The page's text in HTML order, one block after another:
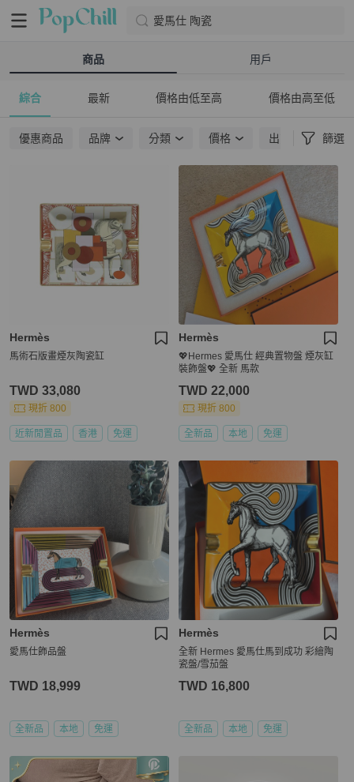
愛馬仕 陶瓷
商品 用戶
綜合 最新 價格由低至高 價格由高至低
優惠商品 品牌 分類 價格 出貨地點 篩選
Hermès
馬術石版畫煙灰陶瓷缸
TWD 33,080
現折 800
近新閒置品 香港 免運
Hermès
💖Hermes 愛馬仕 經典置物盤 煙灰缸
裝飾盤💖 全新 馬款
TWD 22,000
現折 800
全新品 本地 免運
Hermès
愛馬仕飾品盤
TWD 18,999
全新品 本地 免運
Hermès
全新 Hermes 愛馬仕馬到成功 彩繪陶
瓷盤/雪茄盤
TWD 16,800
全新品 本地 免運